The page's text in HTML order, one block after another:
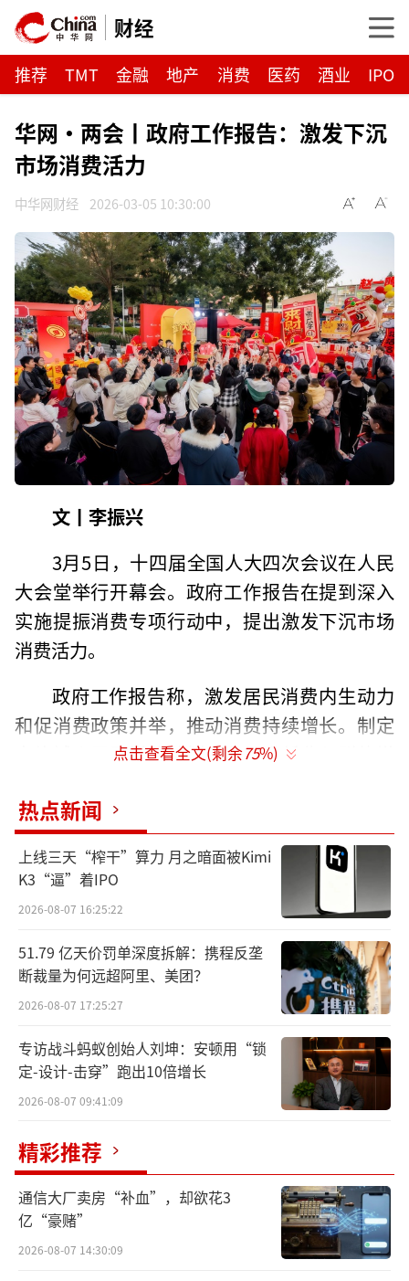
财经
推荐 TMT 金融 地产 消费 医药 酒业 IPO
华网·两会丨政府工作报告：激发下沉
市场消费活力
中华网财经 2026-03-05 10:30:00
文丨李振兴
3月5日，十四届全国人大四次会议在人民
大会堂举行开幕会。政府工作报告在提到深入
实施提振消费专项行动中，提出激发下沉市场
消费活力。
政府工作报告称，激发居民消费内生动力
和促消费政策并举，推动消费持续增长。制定
实施城乡居民增收计划，在促进低收入群体增
度等方面推出一批务实举措。促进商品消费扩
容升级，安排超长期特别国债2500亿元支持消
费品以旧换新，优化政策实施机制。设立1000
亿元财政金融协同促内需专项资金，组合运用
扩大内需。扩大个人消费贷款和服务业经营主
体贷款贴息政策支持领域，提高贴息上限，延
长实施期限。实施好一次性信用修复政策。实
施服务消费提质惠民行动，打造一批带动面
广、显示度高的消费新场景，加快培育消费新
增长点。活跃线下消费，激发下沉市场消费活
旅、赛事、康养等领域消费潜力。支持有条件
的地方推广中小学春秋假，落实职工带薪错峰
休假制度。加强消费者权益保护。优化入境消
费环境，打造“购在中国”品牌。
点击查看全文(剩余75%)
热点新闻
上线三天“榨干”算力 月之暗面被Kimi
K3“逼”着IPO
2026-08-07 16:25:22
51.79 亿天价罚单深度拆解：携程反垄
断裁量为何远超阿里、美团？
2026-08-07 17:25:27
专访战斗蚂蚁创始人刘坤：安顿用“锁
定-设计-击穿”跑出10倍增长
2026-08-07 09:41:09
精彩推荐
通信大厂卖房“补血”，却欲花3
亿“豪赌”
2026-08-07 14:30:09